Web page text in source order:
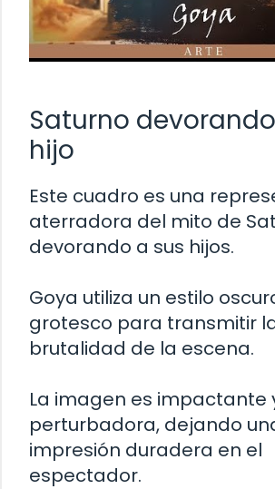
Saturno
hijo
Este cuadro es una
aterradora del mito de
devorando a sus hijos.
Goya utiliza un estilo
grotesco para transmitir
brutalidad de la escena.
La imagen es impactante
perturbadora, dejando
impresión duradera en el
espectador.